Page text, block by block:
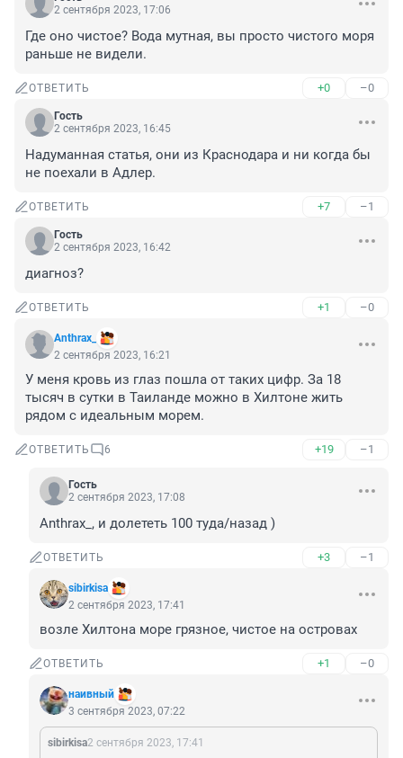
2 сентября 2023, 17:06
Где оно чистое? Вода мутная, вы просто чистого моря
раньше не видели.
ОТВЕТИТЬ +0 –0
Гость
2 сентября 2023, 16:45
Надуманная статья, они из Краснодара и ни когда бы
не поехали в Адлер.
ОТВЕТИТЬ +7 –1
Гость
2 сентября 2023, 16:42
диагноз?
ОТВЕТИТЬ +1 –0
Anthrax_
2 сентября 2023, 16:21
У меня кровь из глаз пошла от таких цифр. За 18
тысяч в сутки в Таиланде можно в Хилтоне жить
рядом с идеальным морем.
ОТВЕТИТЬ 6 +19 –1
Гость
2 сентября 2023, 17:08
Anthrax_, и долететь 100 туда/назад )
ОТВЕТИТЬ +3 –1
sibirkisa
2 сентября 2023, 17:41
возле Хилтона море грязное, чистое на островах
ОТВЕТИТЬ +1 –0
наивный
3 сентября 2023, 07:22
sibirkisa2 сентября 2023, 17:41